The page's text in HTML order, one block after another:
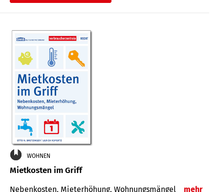
WOHNEN
Mietkosten im Griff
Nebenkosten, Mieterhöhung, Wohnungsmängel mehr